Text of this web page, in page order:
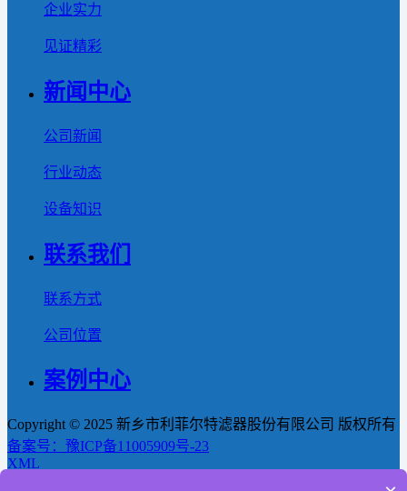
企业实力
见证精彩
新闻中心
公司新闻
行业动态
设备知识
联系我们
联系方式
公司位置
案例中心
Copyright © 2025 新乡市利菲尔特滤器股份有限公司 版权所有
备案号：豫ICP备11005909号-23
XML